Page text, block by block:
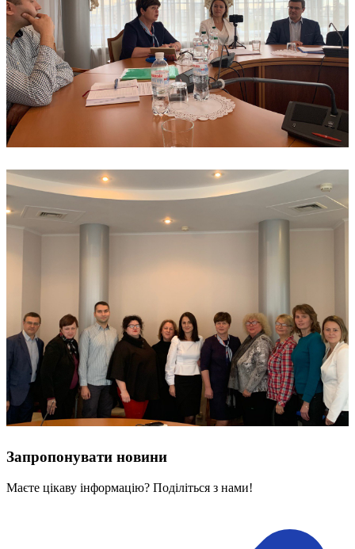
Запропонувати новини
Маєте цікаву інформацію? Поділіться з нами!